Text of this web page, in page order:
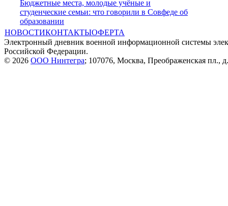
Бюджетные места, молодые учёные и
студенческие семьи: что говорили в Совфеде об
образовании
НОВОСТИКОНТАКТЫОФЕРТА
Электронный дневник военной информационной системы
Российской Федерации.
© 2026 ООО Нинтегра; 107076, Москва, Преображенская пл.,